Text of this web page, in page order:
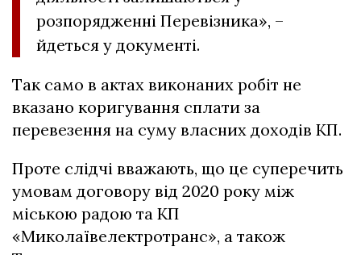
розпорядженні Перевізника», –
йдеться у документі.
Так само в актах виконаних робіт не
вказано коригування сплати за
перевезення на суму власних доходів КП.
Проте слідчі вважають, що це суперечить
умовам договору від 2020 року між
міською радою та КП
«Миколаївелектротранс», а також